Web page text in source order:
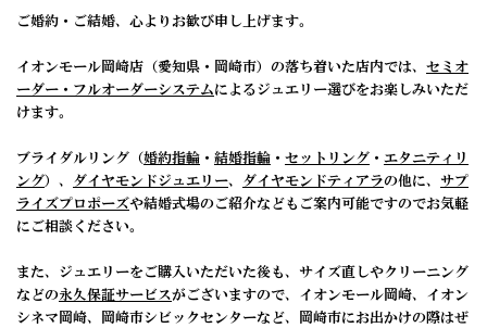
ご婚約・ご結婚、心よりお歓び申し上げます。
イオンモール岡崎店（愛知県・岡崎市）の落ち着いた店内では、 セミオ
ーダー・フルオーダーシステムによるジュエリー選びをお楽しみいただ
けます。
ブライダルリング（婚約指輪 ・ 結婚指輪 ・ セットリング ・ エタニティリ
ング）、 ダイヤモンドジュエリー、 ダイヤモンドティアラの他に、 サプ
ライズプロポーズや結婚式場のご紹介などもご案内可能ですのでお気軽
にご相談ください。
また、ジュエリーをご購入いただいた後も、サイズ直しやクリーニング
などの永久保証サービスがございますので、イオンモール岡崎、イオン
シネマ岡崎、岡崎市シビックセンターなど、岡崎市にお出かけの際はぜ